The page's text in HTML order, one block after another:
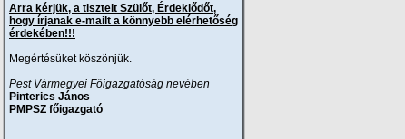
Arra kérjük, a tisztelt Szülőt, Érdeklődőt,
hogy írjanak e-mailt a könnyebb elérhetőség
érdekében!!!
Megértésüket köszönjük.
Pest Vármegyei Főigazgatóság nevében
Pinterics János
PMPSZ főigazgató